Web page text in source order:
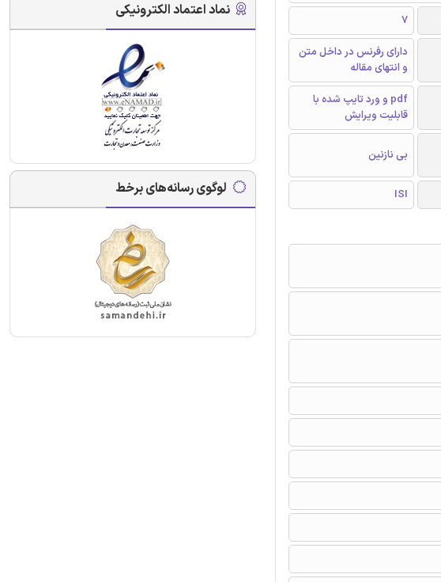
7
دارای رفرنس در داخل متن
و انتهای مقاله
pdf و ورد تایپ شده با
قابلیت ویرایش
بی نازنین
ISI
نماد اعتماد الکترونیکی
لوگوی رسانه‌های برخط